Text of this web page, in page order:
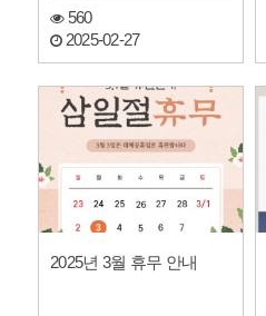
560
2025-02-27
2025년 3월 휴무 안내